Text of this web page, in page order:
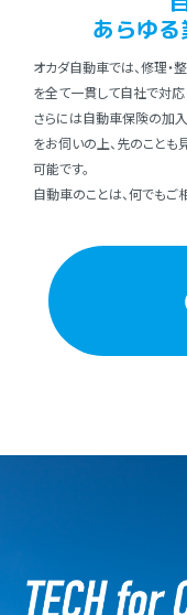
あらゆ
オカダ⾃動⾞では、修理・
を全て⼀貫して⾃社で対応
さらには⾃動⾞保険の加
をお伺いの上、先のこと
可能です。
⾃動⾞のことは、何でもご